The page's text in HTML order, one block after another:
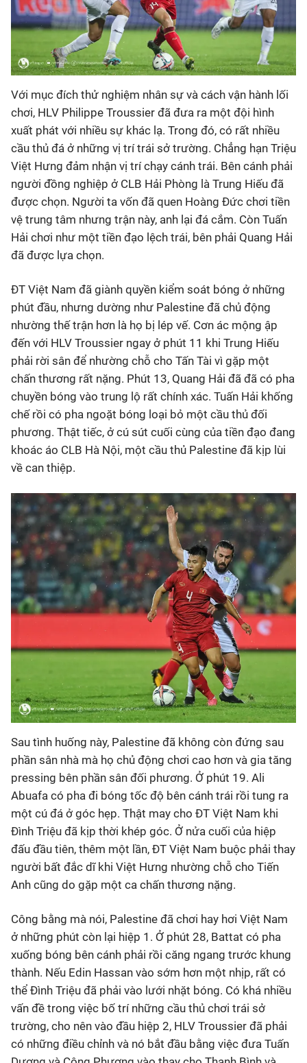
Bên lề
Với mục đích thử nghiệm nhân sự và cách vận hành lối
chơi, HLV Philippe Troussier đã đưa ra một đội hình
xuất phát với nhiều sự khác lạ. Trong đó, có rất nhiều
cầu thủ đá ở những vị trí trái sở trường. Chẳng hạn Triệu
Việt Hưng đảm nhận vị trí chạy cánh trái. Bên cánh phải
người đồng nghiệp ở CLB Hải Phòng là Trung Hiếu đã
được chọn. Người ta vốn đã quen Hoàng Đức chơi tiền
vệ trung tâm nhưng trận này, anh lại đá cắm. Còn Tuấn
Hải chơi như một tiền đạo lệch trái, bên phải Quang Hải
đã được lựa chọn.
ĐT Việt Nam đã giành quyền kiểm soát bóng ở những
phút đầu, nhưng dường như Palestine đã chủ động
nhường thế trận hơn là họ bị lép vế. Cơn ác mộng ập
đến với HLV Troussier ngay ở phút 11 khi Trung Hiếu
phải rời sân để nhường chỗ cho Tấn Tài vì gặp một
chấn thương rất nặng. Phút 13, Quang Hải đã đã có pha
chuyền bóng vào trung lộ rất chính xác. Tuấn Hải khống
chế rồi có pha ngoặt bóng loại bỏ một cầu thủ đối
phương. Thật tiếc, ở cú sút cuối cùng của tiền đạo đang
khoác áo CLB Hà Nội, một cầu thủ Palestine đã kịp lùi
về can thiệp.
Sau tình huống này, Palestine đã không còn đứng sau
phần sân nhà mà họ chủ động chơi cao hơn và gia tăng
pressing bên phần sân đối phương. Ở phút 19. Ali
Abuafa có pha đi bóng tốc độ bên cánh trái rồi tung ra
một cú đá ở góc hẹp. Thật may cho ĐT Việt Nam khi
Đình Triệu đã kịp thời khép góc. Ở nửa cuối của hiệp
đấu đầu tiên, thêm một lần, ĐT Việt Nam buộc phải thay
người bất đắc dĩ khi Việt Hưng nhường chỗ cho Tiến
Anh cũng do gặp một ca chấn thương nặng.
Công bằng mà nói, Palestine đã chơi hay hơi Việt Nam
ở những phút còn lại hiệp 1. Ở phút 28, Battat có pha
xuống bóng bên cánh phải rồi căng ngang trước khung
thành. Nếu Edin Hassan vào sớm hơn một nhịp, rất có
thể Đình Triệu đã phải vào lưới nhặt bóng. Có khá nhiều
vấn đề trong việc bố trí những cầu thủ chơi trái sở
trường, cho nên vào đầu hiệp 2, HLV Troussier đã phải
có những điều chỉnh và nó bắt đầu bằng việc đưa Tuấn